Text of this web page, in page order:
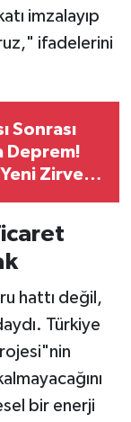
imzalayıp
ifadelerini
Sonrası
Deprem!
Zirveyi
hattı değil,
Türkiye
bir enerji